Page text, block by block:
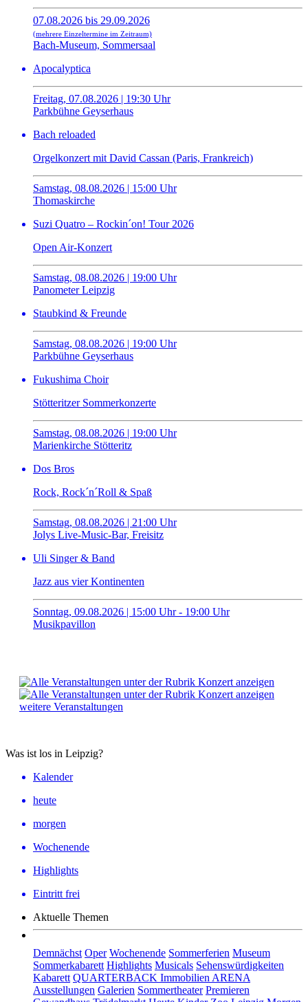
07.08.2026 bis 29.09.2026
(mehrere Einzeltermine im Zeitraum)
Bach-Museum, Sommersaal
Apocalyptica
Freitag, 07.08.2026 | 19:30 Uhr
Parkbühne Geyserhaus
Bach reloaded
Orgelkonzert mit David Cassan (Paris, Frankreich)
Samstag, 08.08.2026 | 15:00 Uhr
Thomaskirche
Suzi Quatro – Rockin´on! Tour 2026
Open Air-Konzert
Samstag, 08.08.2026 | 19:00 Uhr
Panometer Leipzig
Staubkind & Freunde
Samstag, 08.08.2026 | 19:00 Uhr
Parkbühne Geyserhaus
Fukushima Choir
Stötteritzer Sommerkonzerte
Samstag, 08.08.2026 | 19:00 Uhr
Marienkirche Stötteritz
Dos Bros
Rock, Rock´n´Roll & Spaß
Samstag, 08.08.2026 | 21:00 Uhr
Jolys Live-Music-Bar, Freisitz
Uli Singer & Band
Jazz aus vier Kontinenten
Sonntag, 09.08.2026 | 15:00 Uhr - 19:00 Uhr
Musikpavillon
weitere Veranstaltungen
Was ist los in Leipzig?
Kalender
heute
morgen
Wochenende
Highlights
Eintritt frei
Aktuelle Themen
Demnächst Oper Wochenende Sommerferien Museum
Sommerkabarett Highlights Musicals Sehenswürdigkeiten
Kabarett QUARTERBACK Immobilien ARENA
Ausstellungen Galerien Sommertheater Premieren